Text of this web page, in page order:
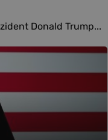
Donald Trump...